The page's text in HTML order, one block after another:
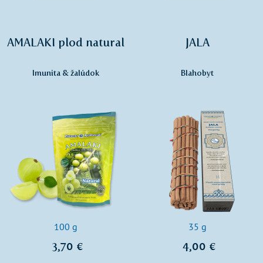
AMALAKI plod natural
Imunita & žalúdok
100 g
3,70 €
JALA
Blahobyt
35 g
4,00 €